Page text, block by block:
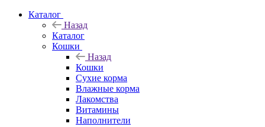
Каталог
Назад
Каталог
Кошки
Назад
Кошки
Сухие корма
Влажные корма
Лакомства
Витамины
Наполнители